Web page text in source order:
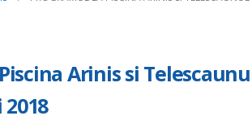
Arinis si